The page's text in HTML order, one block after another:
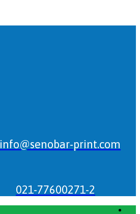
info@senobar-print.com
021-77600271-2